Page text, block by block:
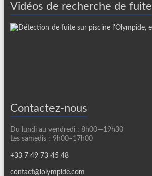
Vidéos de recherche de fuite
Contactez-nous
Du lundi au vendredi : 8h00—19h30
Les samedis : 9h00–17h00
+33 7 49 73 45 48
contact@lolympide.com